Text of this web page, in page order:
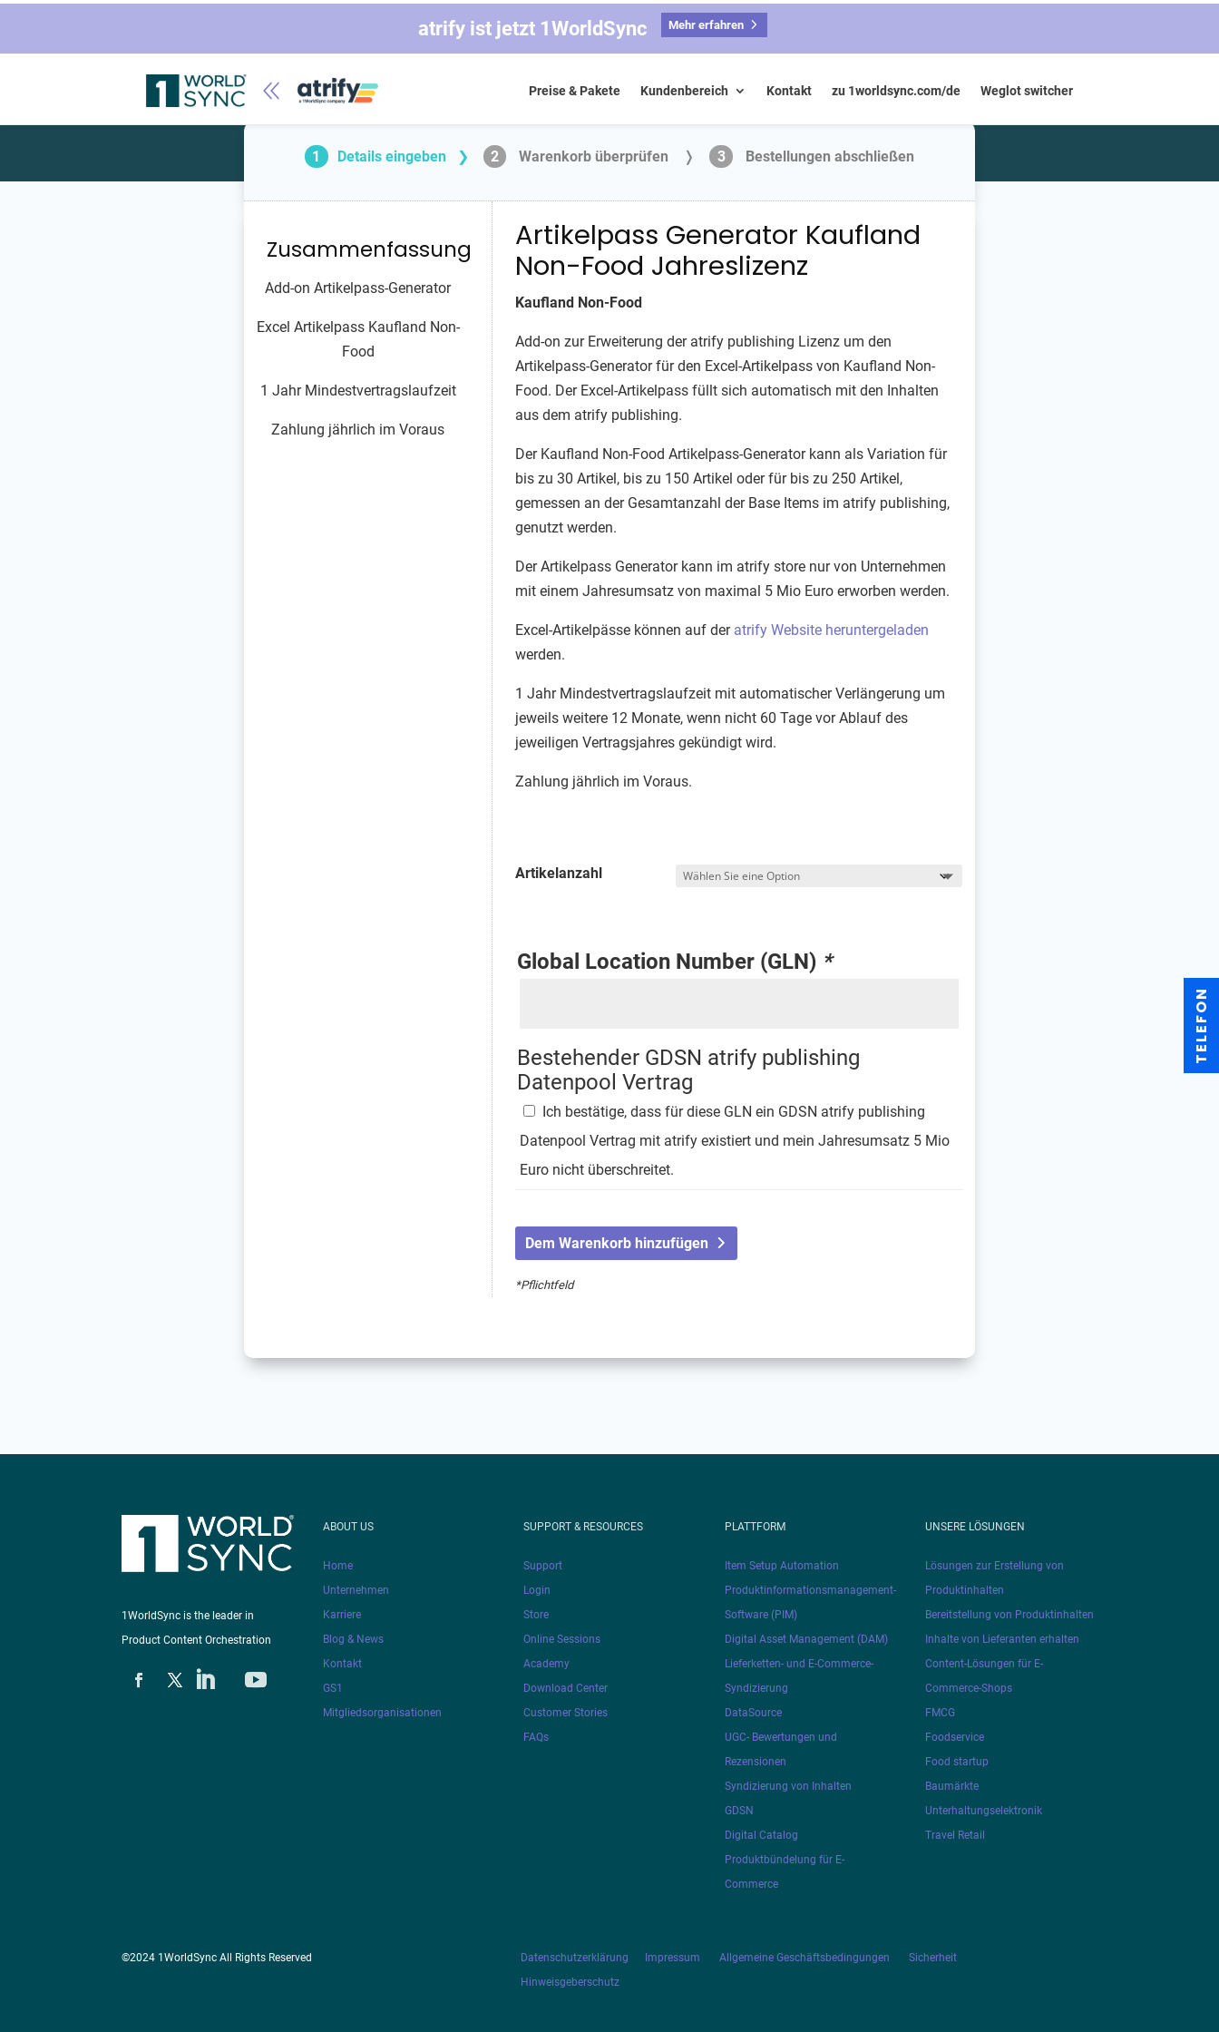
atrify ist jetzt 1WorldSync Mehr erfahren
Preise & Pakete Kundenbereich Kontakt zu 1worldsync.com/de Weglot switcher
1 Details eingeben❯ 2 Warenkorb überprüfen ❭ 3 Bestellungen abschließen
Zusammenfassung
Add-on Artikelpass-Generator
Excel Artikelpass Kaufland Non-
Food
1 Jahr Mindestvertragslaufzeit
Zahlung jährlich im Voraus
Artikelpass Generator Kaufland
Non-Food Jahreslizenz
Kaufland Non-Food
Add-on zur Erweiterung der atrify publishing Lizenz um den
Artikelpass-Generator für den Excel-Artikelpass von Kaufland Non-
Food. Der Excel-Artikelpass füllt sich automatisch mit den Inhalten
aus dem atrify publishing.
Der Kaufland Non-Food Artikelpass-Generator kann als Variation für
bis zu 30 Artikel, bis zu 150 Artikel oder für bis zu 250 Artikel,
gemessen an der Gesamtanzahl der Base Items im atrify publishing,
genutzt werden.
Der Artikelpass Generator kann im atrify store nur von Unternehmen
mit einem Jahresumsatz von maximal 5 Mio Euro erworben werden.
Excel-Artikelpässe können auf deratrify Website heruntergeladen
werden.
1 Jahr Mindestvertragslaufzeit mit automatischer Verlängerung um
jeweils weitere 12 Monate, wenn nicht 60 Tage vor Ablauf des
jeweiligen Vertragsjahres gekündigt wird.
Zahlung jährlich im Voraus.
Artikelanzahl
Global Location Number (GLN) *
Bestehender GDSN atrify publishing
Datenpool Vertrag
Ich bestätige, dass für diese GLN ein GDSN atrify publishing
Datenpool Vertrag mit atrify existiert und mein Jahresumsatz 5 Mio
Euro nicht überschreitet.
Dem Warenkorb hinzufügen
*Pflichtfeld
TELEFON
1WorldSync is the leader in
Product Content Orchestration
ABOUT US
Home
Unternehmen
Karriere
Blog & News
Kontakt
GS1
Mitgliedsorganisationen
SUPPORT & RESOURCES
Support
Login
Store
Online Sessions
Academy
Download Center
Customer Stories
FAQs
PLATTFORM
Item Setup Automation
Produktinformationsmanagement-
Software (PIM)
Digital Asset Management (DAM)
Lieferketten- und E-Commerce-
Syndizierung
DataSource
UGC- Bewertungen und
Rezensionen
Syndizierung von Inhalten
GDSN
Digital Catalog
Produktbündelung für E-
Commerce
UNSERE LÖSUNGEN
Lösungen zur Erstellung von
Produktinhalten
Bereitstellung von Produktinhalten
Inhalte von Lieferanten erhalten
Content-Lösungen für E-
Commerce-Shops
FMCG
Foodservice
Food startup
Baumärkte
Unterhaltungselektronik
Travel Retail
©2024 1WorldSync All Rights Reserved Datenschutzerklärung Impressum Allgemeine GeschäftsbedingungenSicherheit
Hinweisgeberschutz